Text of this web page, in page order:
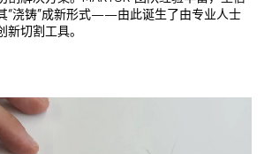
“浇铸”成新形式——由此诞生了由专业人士
新切割工具。